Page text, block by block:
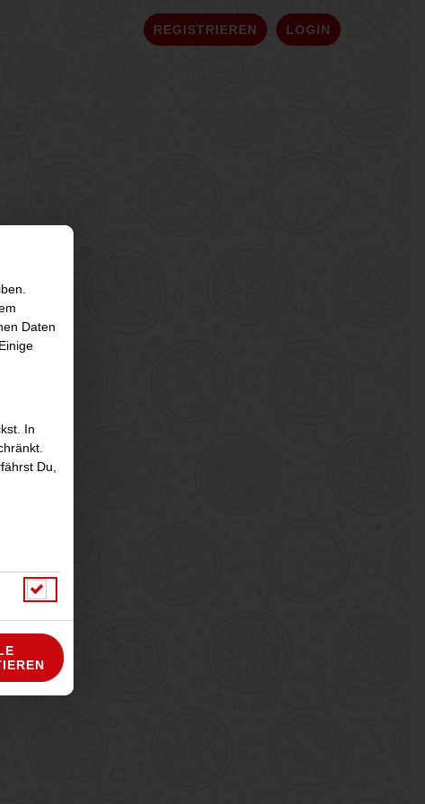
REGISTRIEREN LOGIN
Daten
In
Du,